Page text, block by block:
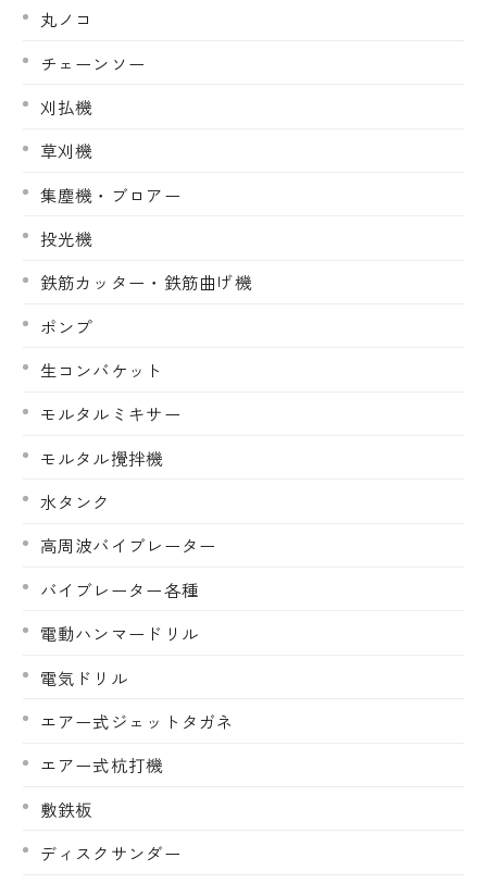
丸ノコ
チェーンソー
刈払機
草刈機
集塵機・ブロアー
投光機
鉄筋カッター・鉄筋曲げ機
ポンプ
生コンバケット
モルタルミキサー
モルタル攪拌機
水タンク
高周波バイブレーター
バイブレーター各種
電動ハンマードリル
電気ドリル
エアー式ジェットタガネ
エアー式杭打機
敷鉄板
ディスクサンダー